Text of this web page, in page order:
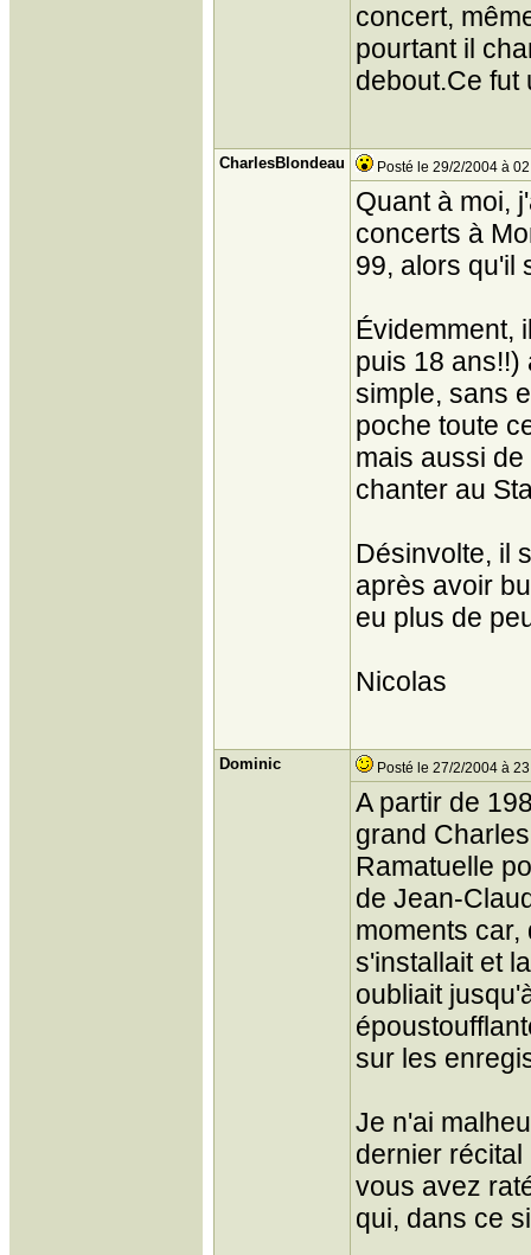
concert,
pourtant il
debout.Ce fut
CharlesBlondeau Posté le 29/2/2004 à
Quant à moi,
concerts à
99, alors qu'il
Évidemment,
puis 18 ans!!)
simple, sans
poche toute
mais aussi
chanter au
Désinvolte, il
après avoir
eu plus de
Nicolas
Dominic Posté le 27/2/2004 à
A partir de
grand
Ramatuelle
de Jean-
moments
s'installait et
oubliait
sur les
Je n'ai
dernier récital
vous avez
qui, dans ce